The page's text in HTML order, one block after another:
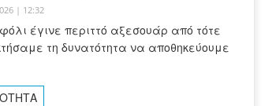
| 12:32
έγινε περιττό αξεσουάρ από τότε
τη δυνατότητα να αποθηκεύουμε